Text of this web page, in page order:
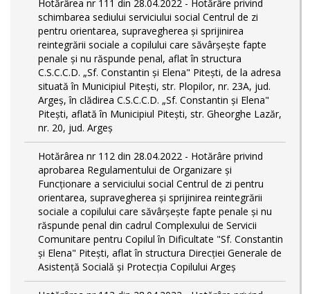
Hotărârea nr 111 din 28.04.2022 - Hotărâre privind
schimbarea sediului serviciului social Centrul de zi
pentru orientarea, supravegherea şi sprijinirea
reintegrării sociale a copilului care săvârşeşte fapte
penale şi nu răspunde penal, aflat în structura
C.S.C.C.D. „Sf. Constantin și Elena" Pitești, de la adresa
situată în Municipiul Pitești, str. Plopilor, nr. 23A, jud.
Argeș, în clădirea C.S.C.C.D. „Sf. Constantin și Elena"
Pitești, aflată în Municipiul Pitești, str. Gheorghe Lazăr,
nr. 20, jud. Argeș
Hotărârea nr 112 din 28.04.2022 - Hotărâre privind
aprobarea Regulamentului de Organizare și
Funcționare a serviciului social Centrul de zi pentru
orientarea, supravegherea şi sprijinirea reintegrării
sociale a copilului care săvârşeşte fapte penale şi nu
răspunde penal din cadrul Complexului de Servicii
Comunitare pentru Copilul în Dificultate "Sf. Constantin
și Elena" Pitești, aflat în structura Direcției Generale de
Asistență Socială și Protecția Copilului Argeș